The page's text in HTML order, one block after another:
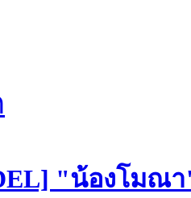
"น้องโมณา